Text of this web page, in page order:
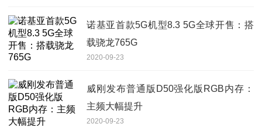
诺基亚首款5G机型8.3 5G全球开售：搭
载骁龙765G
2020-09-23
威刚发布普通版D50强化版RGB内存：
主频大幅提升
2020-09-23